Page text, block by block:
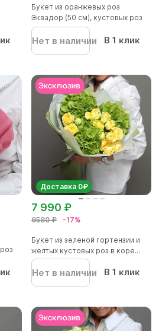
Букет из оранжевых роз
Эквадор (50 см), кустовых роз
же...
Нет в наличии В 1 клик
Доставка 0₽
9580 ₽ -17%
7 990 ₽
Букет из зеленой гортензии и
желтых кустовых роз в коре...
Нет в наличии В 1 клик